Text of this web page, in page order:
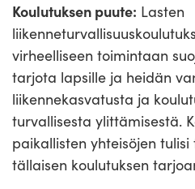
Koulutuksen puute: Lasten
virheelliseen toimintaan
tarjota lapsille ja heidän
liikennekasvatusta ja
turvallisesta ylittämisestä.
paikallisten yhteisöjen
tällaisen koulutuksen